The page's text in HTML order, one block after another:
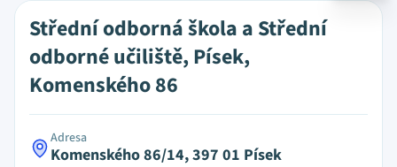
Střední odborná škola a Střední
odborné učiliště, Písek,
Komenského 86
Adresa
Komenského 86/14, 397 01 Písek